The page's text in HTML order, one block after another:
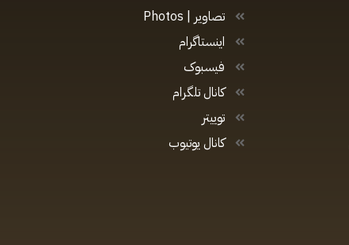
تصاویر | Photos
اینستاگرام
فیسبوک
کانال تلگرام
توییتر
کانال یوتیوب